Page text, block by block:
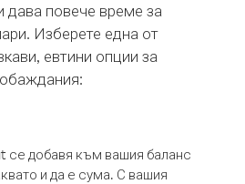
дава повече време за
Изберете една от
евтини опции за
обаждания:
се добавя към вашия баланс
и да е сума. С вашия